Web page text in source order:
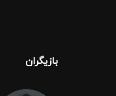
بازیگران